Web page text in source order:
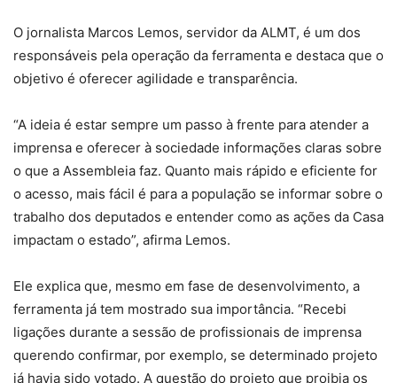
O jornalista Marcos Lemos, servidor da ALMT, é um dos
responsáveis pela operação da ferramenta e destaca que o
objetivo é oferecer agilidade e transparência.
“A ideia é estar sempre um passo à frente para atender a
imprensa e oferecer à sociedade informações claras sobre
o que a Assembleia faz. Quanto mais rápido e eficiente for
o acesso, mais fácil é para a população se informar sobre o
trabalho dos deputados e entender como as ações da Casa
impactam o estado”, afirma Lemos.
Ele explica que, mesmo em fase de desenvolvimento, a
ferramenta já tem mostrado sua importância. “Recebi
ligações durante a sessão de profissionais de imprensa
querendo confirmar, por exemplo, se determinado projeto
já havia sido votado. A questão do projeto que proibia os